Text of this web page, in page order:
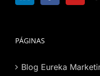
PÁGINAS
Blog Eureka